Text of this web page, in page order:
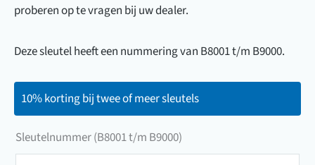
proberen op te vragen bij uw dealer.
Deze sleutel heeft een nummering van B8001 t/m B9000.
10% korting bij twee of meer sleutels
Sleutelnummer (B8001 t/m B9000)